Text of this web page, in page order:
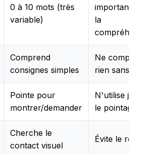
0 à 10 mots (très
variable)
important
la
Comprend
consignes simples
Ne
rien sans
Pointe pour
montrer/demander
N'utilise
le pointage
Cherche le
contact visuel
Évite le